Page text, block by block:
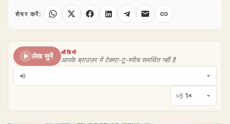
शेयर करें:
लेख सुनें
ऑडियो
आपके ब्राउज़र में टेक्स्ट-टू-स्पीच समर्थित नहीं है